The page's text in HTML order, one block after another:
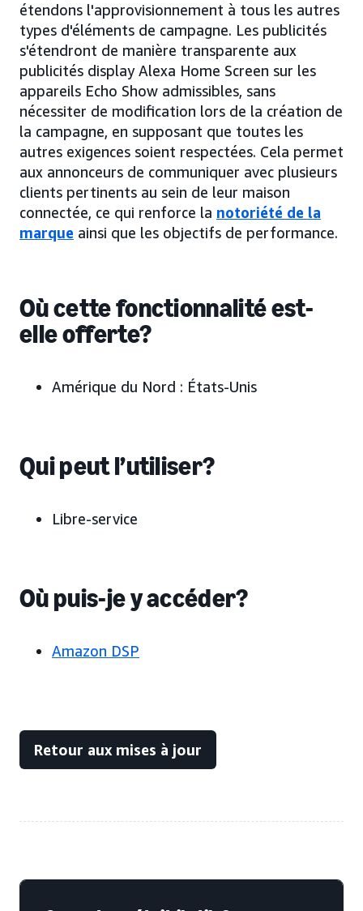
étendons l'approvisionnement à tous les autres
types d'éléments de campagne. Les publicités
s'étendront de manière transparente aux
publicités display Alexa Home Screen sur les
appareils Echo Show admissibles, sans
nécessiter de modification lors de la création de
la campagne, en supposant que toutes les
autres exigences soient respectées. Cela permet
aux annonceurs de communiquer avec plusieurs
clients pertinents au sein de leur maison
connectée, ce qui renforce la notoriété de la
marque ainsi que les objectifs de performance.
Où cette fonctionnalité est-
elle offerte?
Amérique du Nord : États-Unis
Qui peut l’utiliser?
Libre-service
Où puis-je y accéder?
Amazon DSP
Retour aux mises à jour